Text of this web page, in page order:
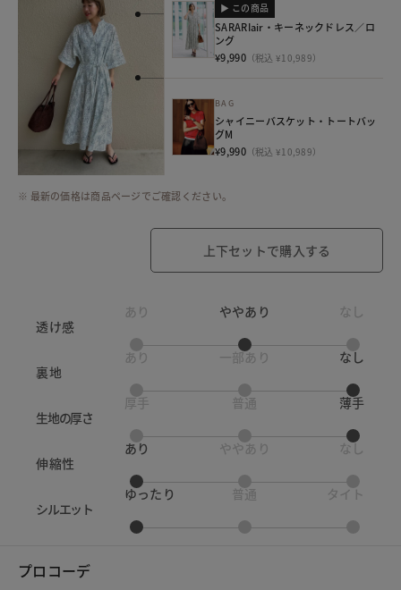
▶ この商品
SARARIair・キーネックドレス／ロ
ング
¥9,990（税込 ¥10,989）
BAG
シャイニーバスケット・トートバッ
グM
¥9,990（税込 ¥10,989）
※ 最新の価格は商品ページでご確認ください。
上下セットで購入する
透け感
あり ややあり なし
裏地
あり 一部あり なし
生地の厚さ
厚手 普通 薄手
伸縮性
あり ややあり なし
シルエット
ゆったり 普通 タイト
プロコーデ